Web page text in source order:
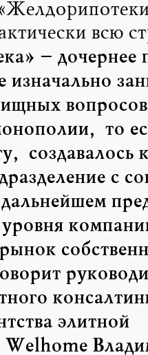
всю
– дочернее
вопросов
то
создавалось
с
уровня
элитной